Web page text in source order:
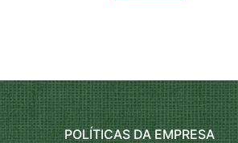
POLÍTICAS DA EMPRESA